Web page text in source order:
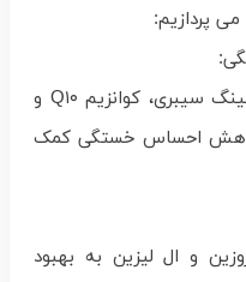
پردازیم:
وجود ویتامین‌های گروه ب، جینسینگ سیبری، کوانزیم Q۱۰ و
کاهش احساس خستگی کمک
و ال لیزین به بهبود